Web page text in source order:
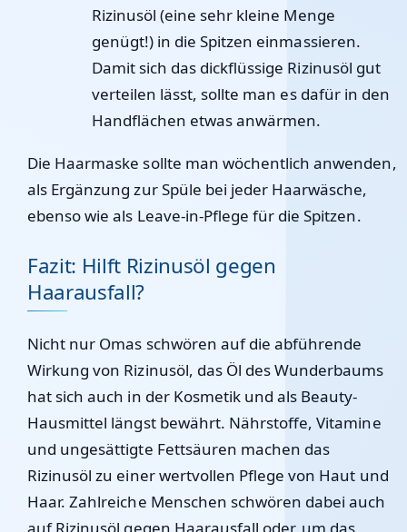
Rizinusöl (eine sehr kleine Menge
genügt!) in die Spitzen einmassieren.
Damit sich das dickflüssige Rizinusöl gut
verteilen lässt, sollte man es dafür in den
Handflächen etwas anwärmen.
Die Haarmaske sollte man wöchentlich anwenden,
als Ergänzung zur Spüle bei jeder Haarwäsche,
ebenso wie als Leave-in-Pflege für die Spitzen.
Fazit: Hilft Rizinusöl gegen
Haarausfall?
Nicht nur Omas schwören auf die abführende
Wirkung von Rizinusöl, das Öl des Wunderbaums
hat sich auch in der Kosmetik und als Beauty-
Hausmittel längst bewährt. Nährstoffe, Vitamine
und ungesättigte Fettsäuren machen das
Rizinusöl zu einer wertvollen Pflege von Haut und
Haar. Zahlreiche Menschen schwören dabei auch